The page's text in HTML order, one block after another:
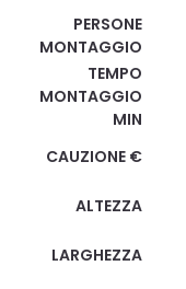
PERSONE
MONTAGGIO
TEMPO
MONTAGGIO
MIN
CAUZIONE €
ALTEZZA
LARGHEZZA